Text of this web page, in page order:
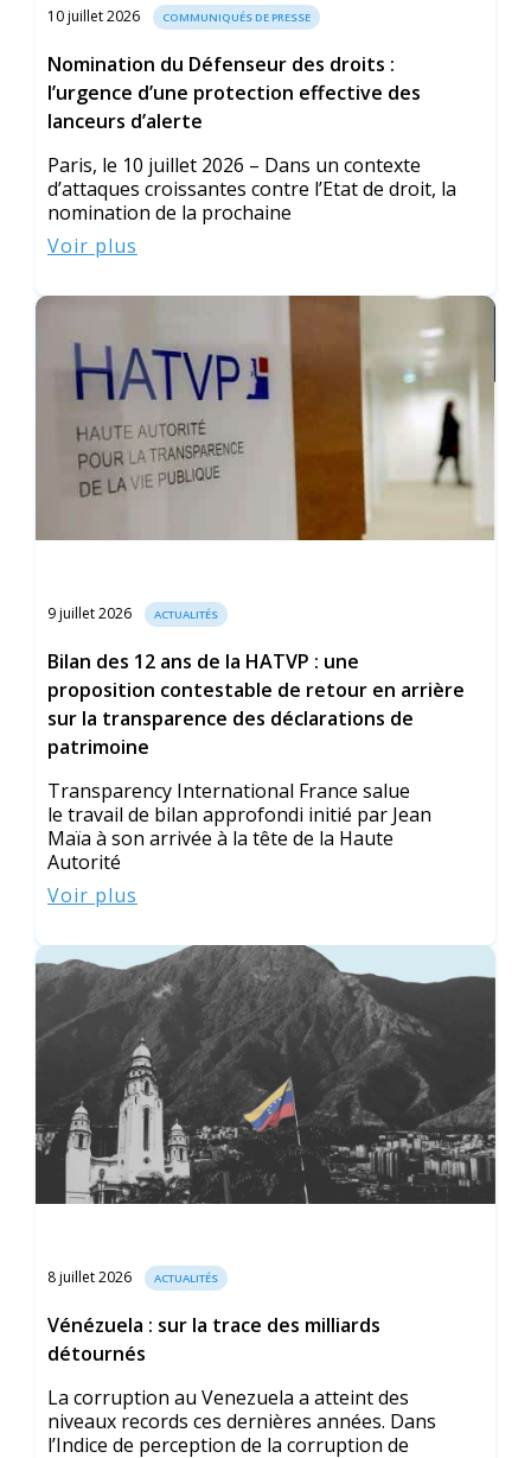
10 juillet 2026 COMMUNIQUÉS DE PRESSE
Nomination du Défenseur des droits :
l’urgence d’une protection effective des
lanceurs d’alerte
Paris, le 10 juillet 2026 – Dans un contexte
d’attaques croissantes contre l’Etat de droit, la
nomination de la prochaine
Voir plus
9 juillet 2026 ACTUALITÉS
Bilan des 12 ans de la HATVP : une
proposition contestable de retour en arrière
sur la transparence des déclarations de
patrimoine
Transparency International France salue
le travail de bilan approfondi initié par Jean
Maïa à son arrivée à la tête de la Haute
Autorité
Voir plus
8 juillet 2026 ACTUALITÉS
Vénézuela : sur la trace des milliards
détournés
La corruption au Venezuela a atteint des
niveaux records ces dernières années. Dans
l’Indice de perception de la corruption de